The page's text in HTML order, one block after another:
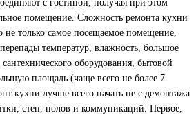
с гостиной, получая при этом
помещение. Сложность ремонта кухни
не только самое посещаемое помещение,
температур, влажность, большое
оборудования, бытовой
площадь (чаще всего не более 7
кухни лучше всего начать не с демонтажа
стен, полов и коммуникаций. Первое,